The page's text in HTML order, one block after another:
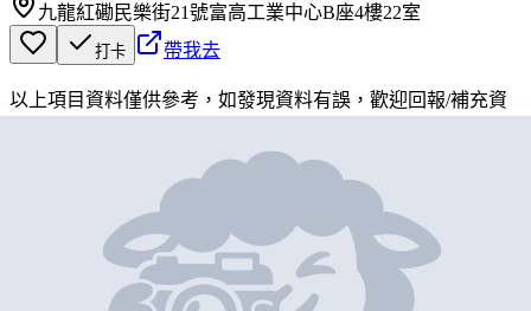
九龍紅磡民樂街21號富高工業中心B座4樓22室
打卡 帶我去
以上項目資料僅供參考，如發現資料有誤，歡迎回報/補充資